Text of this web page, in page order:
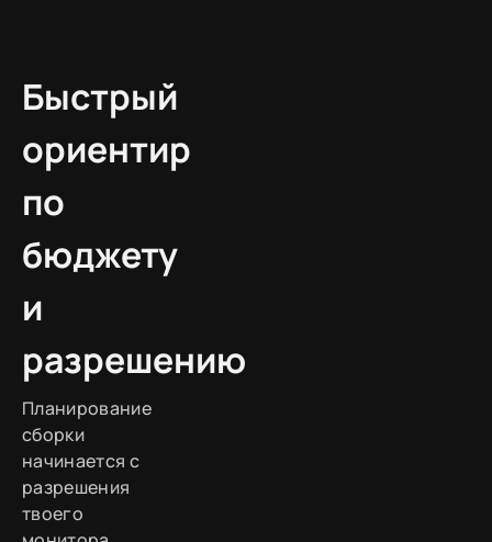
Быстрый
ориентир
по
бюджету
и
разрешению
Планирование
сборки
начинается с
разрешения
твоего